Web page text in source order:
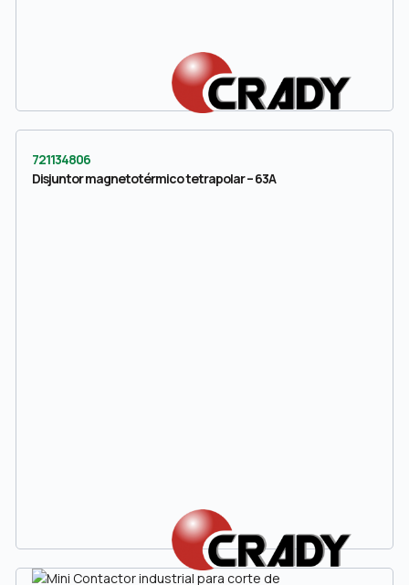
721134806
Disjuntor magnetotérmico tetrapolar – 63A